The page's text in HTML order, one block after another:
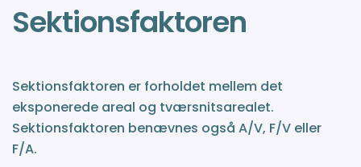
Sektionsfaktoren
Sektionsfaktoren er forholdet mellem det
eksponerede areal og tværsnitsarealet.
Sektionsfaktoren benævnes også A/V, F/V eller
F/A.